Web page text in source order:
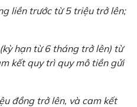
liền trước từ 5 triệu trở lên;
hạn từ 6 tháng trở lên) từ
kết quy trì quy mô tiền gửi
đồng trở lên, và cam kết